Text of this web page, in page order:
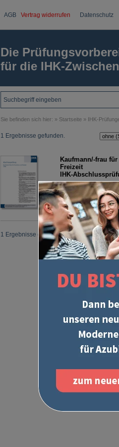
AGB Vertrag widerrufen Datenschutz
Die
für die IHK-
Sie befinden sich hier: » Startseite » IHK-
1 Ergebnisse gefunden.
Kaufmann/-frau
Freizeit
IHK-
1 Ergebnisse gefunden